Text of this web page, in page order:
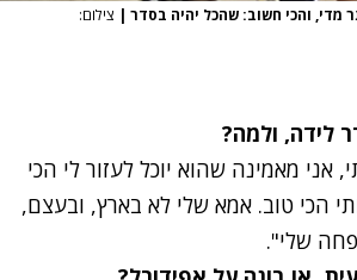
מדי, והכי חשוב: שהכל יהיה בסדר | צילום:
לידה, ולמה?
אני מאמינה שהוא יוכל לעזור לי הכי
הכי טוב. אמא שלי לא בארץ, ובעצם,
שלי".